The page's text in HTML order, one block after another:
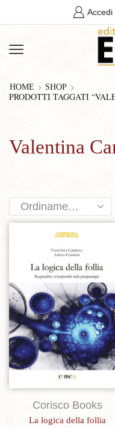
Accedi
HOME SHOP
PRODOTTI TAGGATI
Valentina
Aggiungi alla lista dei desideri
Corisco Books
La logica della follia